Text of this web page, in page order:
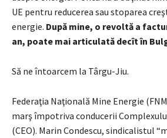
UE pentru reducerea sau stoparea
energie. După mine, o revoltă a
an, poate mai articulată decît în
Să ne întoarcem la Târgu-Jiu.
Federaţia Naţională Mine Energie
marş împotriva conducerii
(CEO). Marin Condescu, sindicalistul